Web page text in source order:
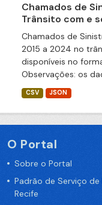
Chamados de
Trânsito com e
Chamados de
2015 a 2024 no
disponíveis no
Observações: os
CSV JSON
O Portal
Sobre o Portal
Padrão de Serviço
Recife